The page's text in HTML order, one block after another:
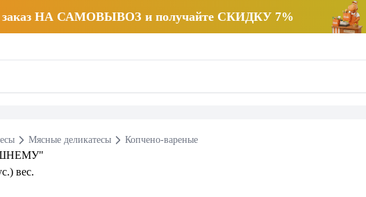
заказ НА САМОВЫВОЗ и получайте СКИДКУ 7%
Мясные деликатесы Копчено-вареные